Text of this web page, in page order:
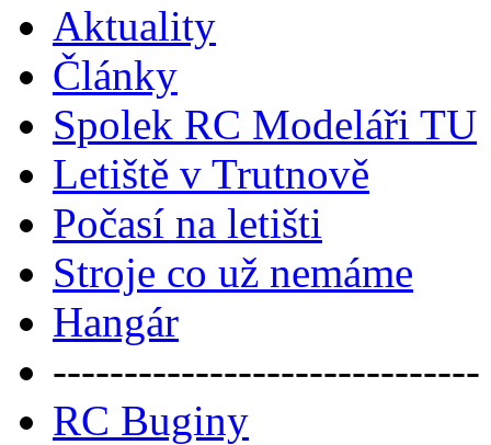
Aktuality
Články
Spolek RC Modeláři TU
Letiště v Trutnově
Počasí na letišti
Stroje co už nemáme
Hangár
------------------------------
RC Buginy